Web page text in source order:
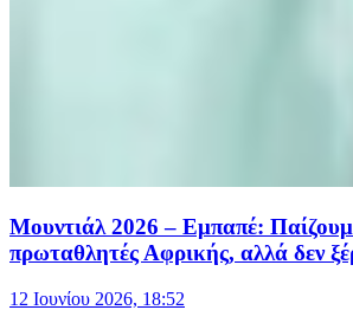
Μουντιάλ 2026 – Εμπαπέ:
πρωταθλητές Αφρικής, αλλά δεν
12 Ιουνίου 2026, 18:52